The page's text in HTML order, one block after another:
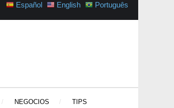
Español English Português
NEGOCIOS TIPS